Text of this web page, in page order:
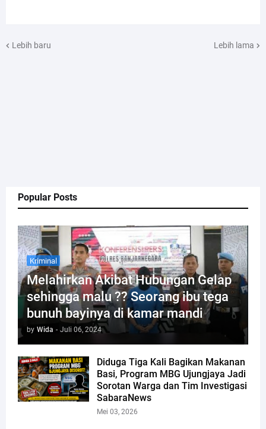
Popular Posts
Kriminal
Melahirkan Akibat Hubungan Gelap
sehingga malu ?? Seorang ibu tega
bunuh bayinya di kamar mandi
by Wida - Juli 06, 2024
Diduga Tiga Kali Bagikan Makanan
Basi, Program MBG Ujungjaya Jadi
Sorotan Warga dan Tim Investigasi
SabaraNews
Mei 03, 2026
Lebih baru Lebih lama